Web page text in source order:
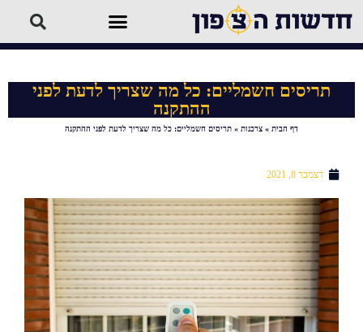
תריסים חשמליים: כל מה שצריך לדעת לפני
ההתקנה
דף הבית » צרכנות » תריסים חשמליים: כל מה שצריך לדעת לפני ההתקנה
דצמבר 8, 2021